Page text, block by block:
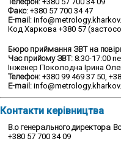
Факс: +380 57 700 34 47
E-mail :
Код Харкова +380 57
Бюро приймання ЗВТ на
Час прийому ЗВТ: 8:30-17:00
Інженер Поколодна Ірина
Телефон: +380 99 469 37 50,
E-mail:
Контакти керівництва
В.о генерального директора
+380 57 700 34 09